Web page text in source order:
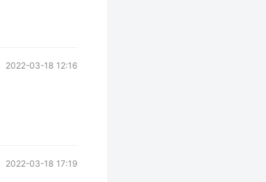
2022-03-18 12:16
2022-03-18 17:19